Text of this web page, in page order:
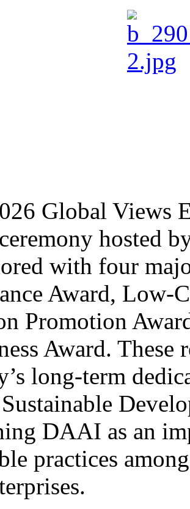
Global Views
hosted
with four
Award, Low-
Promotion
Award.
long-term
DAAI as an
practices